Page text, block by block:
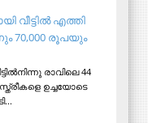
എത്തി
70,000 രൂപയും
രാവിലെ 44
ഉച്ചയോടെ